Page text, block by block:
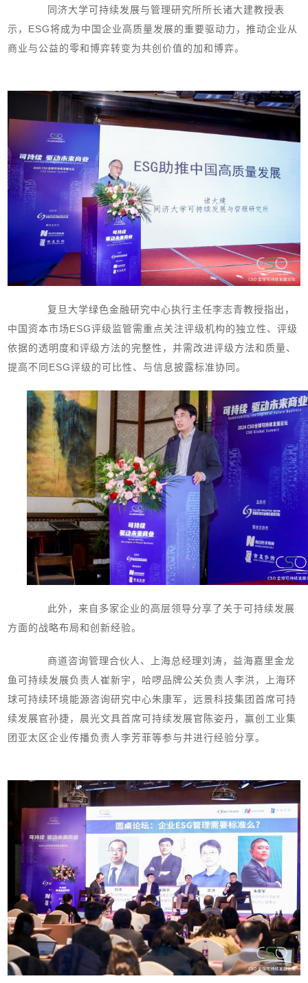
同济大学可持续发展与管理研究所所长诸大建教授表
示，ESG将成为中国企业高质量发展的重要驱动力，推动企业从
商业与公益的零和博弈转变为共创价值的加和博弈。
复旦大学绿色金融研究中心执行主任李志青教授指出，
中国资本市场ESG评级监管需重点关注评级机构的独立性、评级
依据的透明度和评级方法的完整性，并需改进评级方法和质量、
提高不同ESG评级的可比性、与信息披露标准协同。
此外，来自多家企业的高层领导分享了关于可持续发展
方面的战略布局和创新经验。
商道咨询管理合伙人、上海总经理刘涛，益海嘉里金龙
鱼可持续发展负责人崔新宇，哈啰品牌公关负责人李洪，上海环
球可持续环境能源咨询研究中心朱康军，远景科技集团首席可持
续发展官孙捷，晨光文具首席可持续发展官陈姿丹，赢创工业集
团亚太区企业传播负责人李芳菲等参与并进行经验分享。